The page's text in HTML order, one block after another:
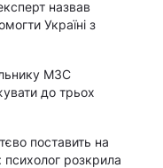
назвав
Україні з
МЗС
до трьох
поставить на
розкрила